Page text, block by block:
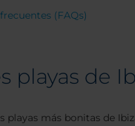
(FAQs)
playas de
playas más bonitas de